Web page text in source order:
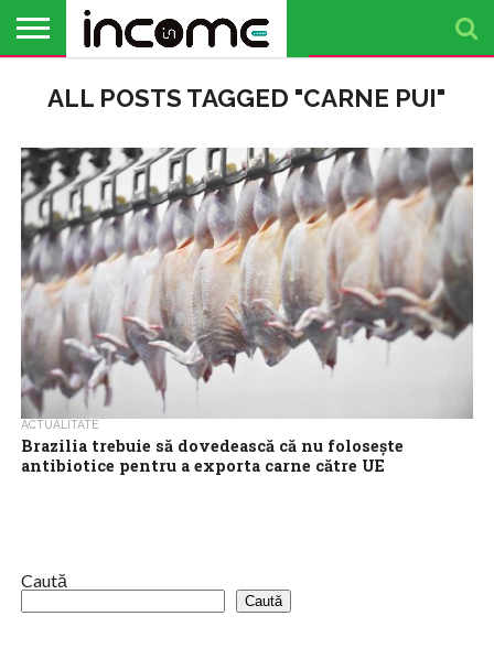
PROFIL DE
ANTREPRENOR
BUSINESS
ANALIZE
OPINII
FINANȚE
PERSONALE
TIMP
LIBER
ALL POSTS TAGGED "CARNE PUI"
ACTUALITATE
Brazilia trebuie să dovedească că nu folosește
antibiotice pentru a exporta carne către UE
Caută
Caută